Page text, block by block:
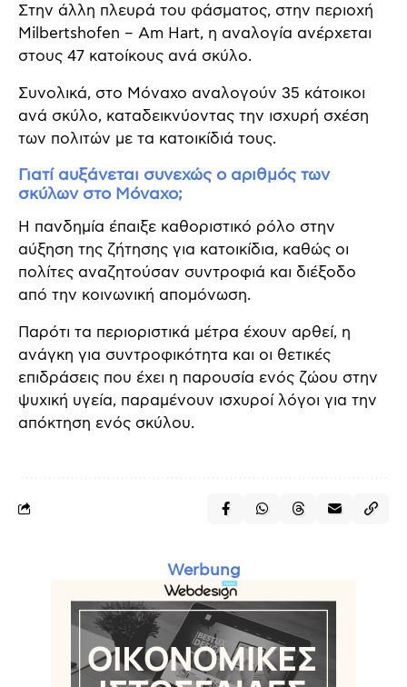
Στην άλλη πλευρά του φάσματος, στην περιοχή
Milbertshofen – Am Hart, η αναλογία ανέρχεται
στους 47 κατοίκους ανά σκύλο.
Συνολικά, στο Μόναχο αναλογούν 35 κάτοικοι
ανά σκύλο, καταδεικνύοντας την ισχυρή σχέση
των πολιτών με τα κατοικίδιά τους.
Γιατί αυξάνεται συνεχώς ο αριθμός των
σκύλων στο Μόναχο;
Η πανδημία έπαιξε καθοριστικό ρόλο στην
αύξηση της ζήτησης για κατοικίδια, καθώς οι
πολίτες αναζητούσαν συντροφιά και διέξοδο
από την κοινωνική απομόνωση.
Παρότι τα περιοριστικά μέτρα έχουν αρθεί, η
ανάγκη για συντροφικότητα και οι θετικές
επιδράσεις που έχει η παρουσία ενός ζώου στην
ψυχική υγεία, παραμένουν ισχυροί λόγοι για την
απόκτηση ενός σκύλου.
Werbung